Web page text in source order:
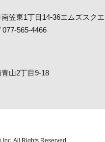
笠東1丁目14-36エムズスク
565-4466
山2丁目9-18
All Rights Reserved.